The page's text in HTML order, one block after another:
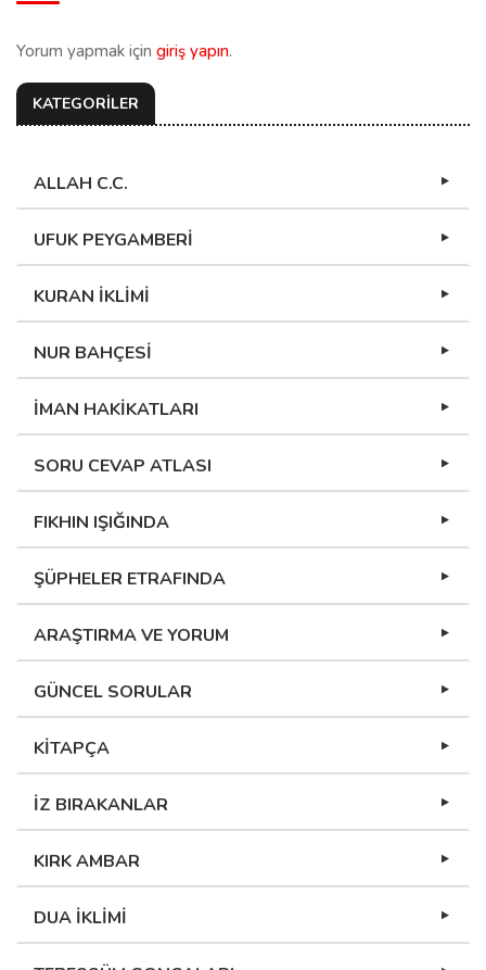
Yorum yapmak için giriş yapın.
KATEGORİLER
ALLAH C.C.
UFUK PEYGAMBERİ
KURAN İKLİMİ
NUR BAHÇESİ
İMAN HAKİKATLARI
SORU CEVAP ATLASI
FIKHIN IŞIĞINDA
ŞÜPHELER ETRAFINDA
ARAŞTIRMA VE YORUM
GÜNCEL SORULAR
KİTAPÇA
İZ BIRAKANLAR
KIRK AMBAR
DUA İKLİMİ